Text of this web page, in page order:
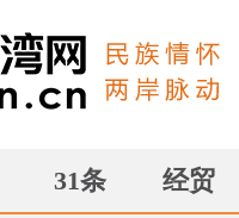
31条 经贸